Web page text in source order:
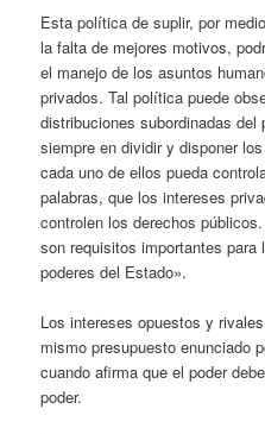
Esta política de suplir, por
la falta de mejores motivos,
el manejo de los asuntos
privados. Tal política puede
distribuciones subordinadas
siempre en dividir y disponer
cada uno de ellos pueda
palabras, que los intereses
controlen los derechos
son requisitos importantes
poderes del Estado».
Los intereses opuestos y
mismo presupuesto enunciado
cuando afirma que el poder
poder.